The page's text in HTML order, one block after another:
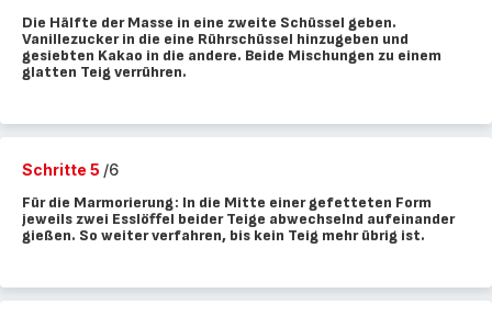
Die Hälfte der Masse in eine zweite Schüssel geben.
Vanillezucker in die eine Rührschüssel hinzugeben und
gesiebten Kakao in die andere. Beide Mischungen zu einem
glatten Teig verrühren.
Schritte 5 /6
Für die Marmorierung: In die Mitte einer gefetteten Form
jeweils zwei Esslöffel beider Teige abwechselnd aufeinander
gießen. So weiter verfahren, bis kein Teig mehr übrig ist.